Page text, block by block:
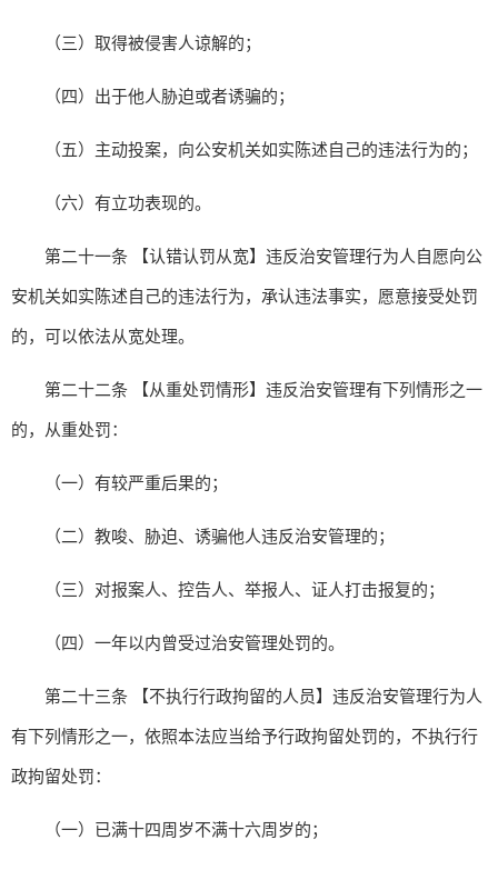
（三）取得被侵害人谅解的；
（四）出于他人胁迫或者诱骗的；
（五）主动投案，向公安机关如实陈述自己的违法行为的；
（六）有立功表现的。
第二十一条 【认错认罚从宽】违反治安管理行为人自愿向公
安机关如实陈述自己的违法行为，承认违法事实，愿意接受处罚
的，可以依法从宽处理。
第二十二条 【从重处罚情形】违反治安管理有下列情形之一
的，从重处罚：
（一）有较严重后果的；
（二）教唆、胁迫、诱骗他人违反治安管理的；
（三）对报案人、控告人、举报人、证人打击报复的；
（四）一年以内曾受过治安管理处罚的。
第二十三条 【不执行行政拘留的人员】违反治安管理行为人
有下列情形之一，依照本法应当给予行政拘留处罚的，不执行行
政拘留处罚：
（一）已满十四周岁不满十六周岁的；